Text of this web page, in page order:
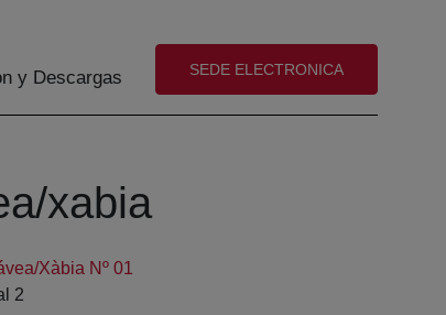
y Descargas (abre en nueva ventana)
SEDE ELECTRONICA
xabia
Xàbia Nº 01
2